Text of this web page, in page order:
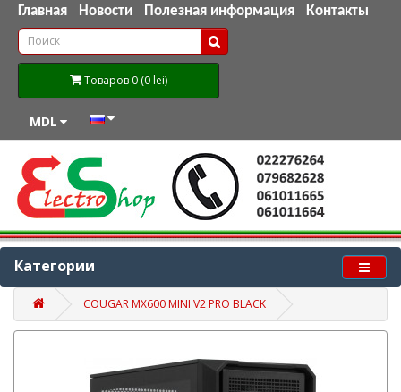
Главная Новости Полезная информация Контакты
Товаров 0 (0 lei)
MDL
Категории
COUGAR MX600 MINI V2 PRO BLACK